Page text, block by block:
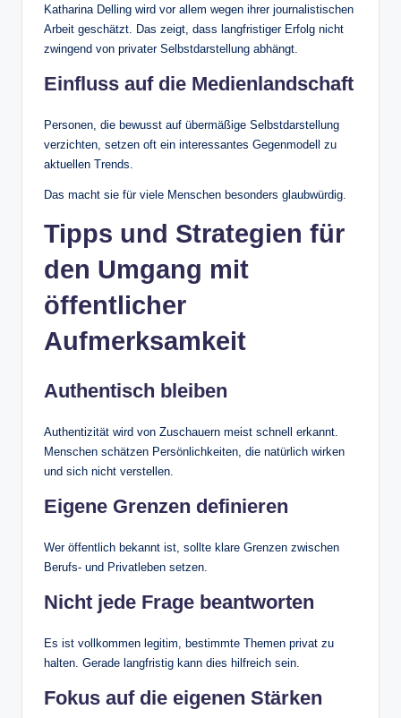
Katharina Delling wird vor allem wegen ihrer journalistischen
Arbeit geschätzt. Das zeigt, dass langfristiger Erfolg nicht
zwingend von privater Selbstdarstellung abhängt.
Einfluss auf die Medienlandschaft
Personen, die bewusst auf übermäßige Selbstdarstellung
verzichten, setzen oft ein interessantes Gegenmodell zu
aktuellen Trends.
Das macht sie für viele Menschen besonders glaubwürdig.
Tipps und Strategien für
den Umgang mit
öffentlicher
Aufmerksamkeit
Authentisch bleiben
Authentizität wird von Zuschauern meist schnell erkannt.
Menschen schätzen Persönlichkeiten, die natürlich wirken
und sich nicht verstellen.
Eigene Grenzen definieren
Wer öffentlich bekannt ist, sollte klare Grenzen zwischen
Berufs- und Privatleben setzen.
Nicht jede Frage beantworten
Es ist vollkommen legitim, bestimmte Themen privat zu
halten. Gerade langfristig kann dies hilfreich sein.
Fokus auf die eigenen Stärken